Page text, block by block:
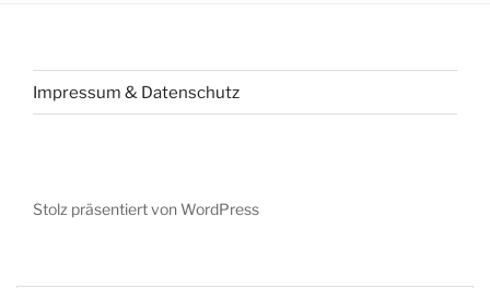
Impressum & Datenschutz
Stolz präsentiert von WordPress